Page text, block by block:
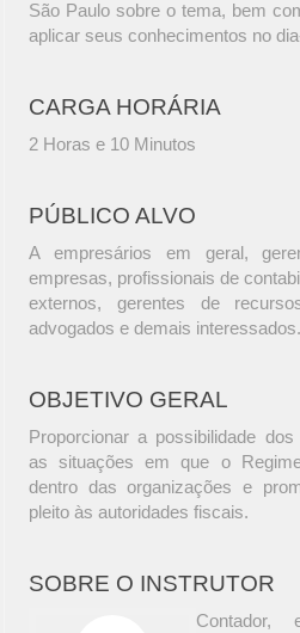
São Paulo sobre o tema, bem
aplicar seus conhecimentos no
CARGA HORÁRIA
2 Horas e 10 Minutos
PÚBLICO ALVO
A empresários em geral,
empresas, profissionais de
externos, gerentes de
advogados e demais interessados.
OBJETIVO GERAL
Proporcionar a possibilidade
as situações em que o
dentro das organizações e
pleito às autoridades fiscais.
SOBRE O INSTRUTOR
Contador,